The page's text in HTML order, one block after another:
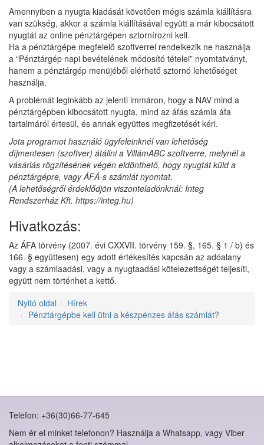
Amennyiben a nyugta kiadását követően mégis számla kiállításra
van szükség, akkor a számla kiállításával együtt a már kibocsátott
nyugtát az online pénztárgépen sztornírozni kell.
Ha a pénztárgépe megfelelő szoftverrel rendelkezik ne használja
a “Pénztárgép napi bevételének módosító tételei” nyomtatványt,
hanem a pénztárgép menüjéből elérhető sztornó lehetőséget
használja.
A problémát leginkább az jelenti immáron, hogy a NAV mind a
pénztárgépben kibocsátott nyugta, mind az áfás számla áfa
tartalmáról értesül, és annak együttes megfizetését kéri.
Jota programot használó ügyfeleinknél van lehetőség
díjmentesen (szoftver) átállni a VillámABC szoftverre, melynél a
vásárlás rögzítésének végén eldönthető, hogy nyugtát küld a
pénztárgépre, vagy ÁFÁ-s számlát nyomtat.
(A lehetőségről érdeklődjön viszonteladónknál: Integ
Rendszerház Kft. https://integ.hu)
Hivatkozás:
Az ÁFA törvény (2007. évi CXXVII. törvény 159. §, 165. § 1 / b) és
166. § együttesen) egy adott értékesítés kapcsán az adóalany
vagy a számlaadási, vagy a nyugtaadási kötelezettségét teljesíti,
együtt nem történhet a kettő.
Nyitó oldal
Hírek
Pénztárgépbe kell ütni a készpénzes áfás számlát?
Telefon: +36(30)66-77-645
Nem ér el minket telefonon? Használja a Whatsapp, vagy Viber